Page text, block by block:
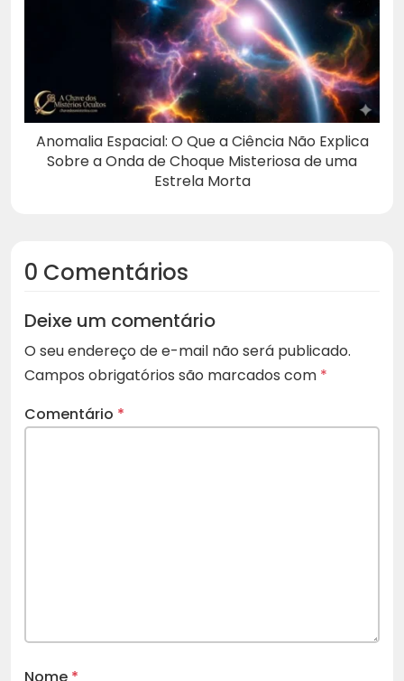
Anomalia Espacial: O Que a Ciência Não Explica
Sobre a Onda de Choque Misteriosa de uma
Estrela Morta
0 Comentários
Deixe um comentário
O seu endereço de e-mail não será publicado.
Campos obrigatórios são marcados com *
Comentário *
Nome *